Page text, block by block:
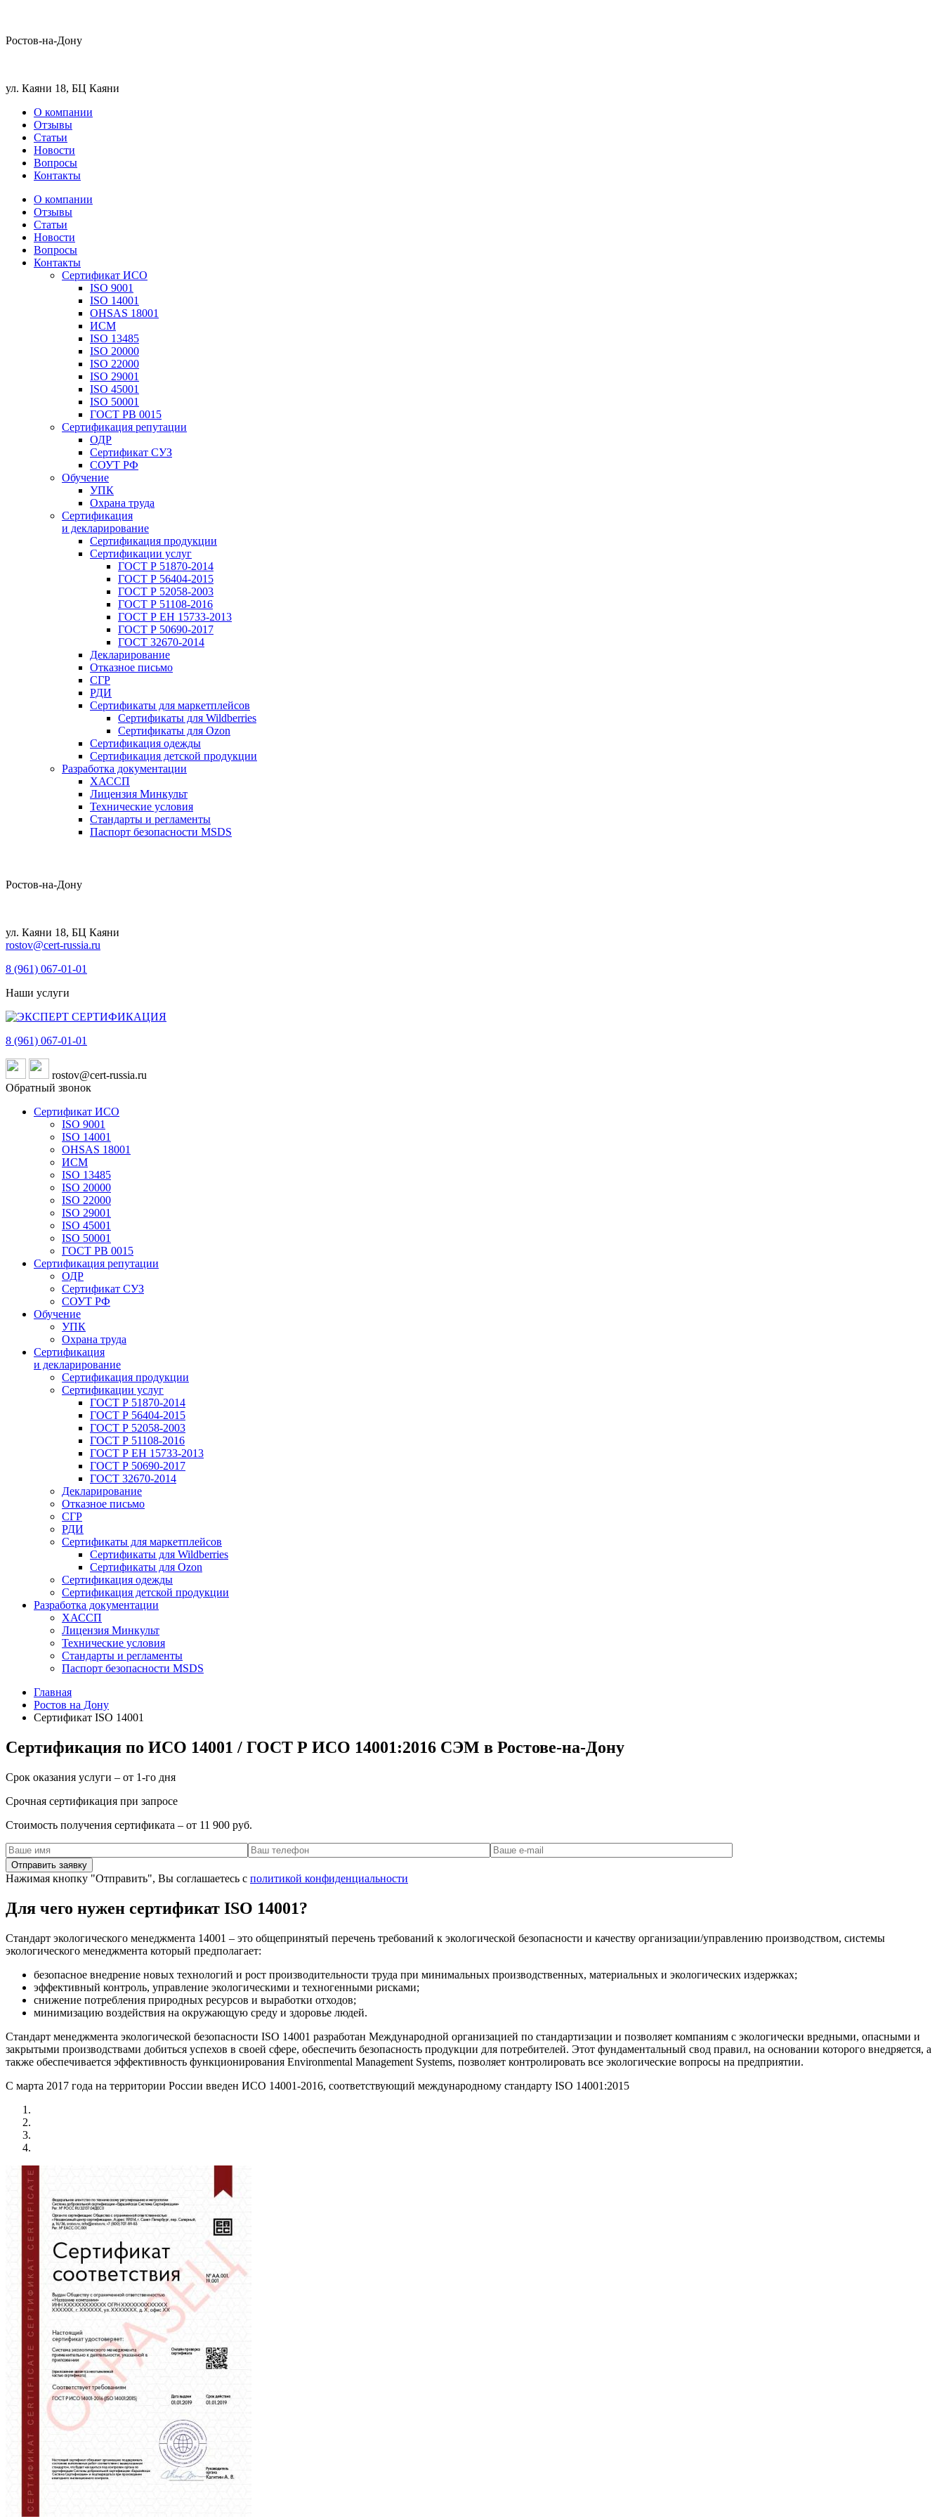
Ростов-на-Дону
ул. Каяни 18, БЦ Каяни
О компании
Отзывы
Статьи
Новости
Вопросы
Контакты
О компании
Отзывы
Статьи
Новости
Вопросы
Контакты
Сертификат ИСО
ISO 9001
ISO 14001
OHSAS 18001
ИСМ
ISO 13485
ISO 20000
ISO 22000
ISO 29001
ISO 45001
ISO 50001
ГОСТ РВ 0015
Сертификация репутации
ОДР
Сертификат СУЗ
СОУТ РФ
Обучение
УПК
Охрана труда
Сертификация
и декларирование
Сертификация продукции
Сертификации услуг
ГОСТ Р 51870-2014
ГОСТ Р 56404-2015
ГОСТ Р 52058-2003
ГОСТ Р 51108-2016
ГОСТ Р ЕН 15733-2013
ГОСТ Р 50690-2017
ГОСТ 32670-2014
Декларирование
Отказное письмо
СГР
РДИ
Сертификаты для маркетплейсов
Сертификаты для Wildberries
Сертификаты для Ozon
Сертификация одежды
Сертификация детской продукции
Разработка документации
ХАССП
Лицензия Минкульт
Технические условия
Стандарты и регламенты
Паспорт безопасности MSDS
Ростов-на-Дону
ул. Каяни 18, БЦ Каяни
rostov@cert-russia.ru
8 (961) 067-01-01
Наши услуги
8 (961) 067-01-01
rostov@cert-russia.ru
Обратный звонок
Сертификат ИСО
ISO 9001
ISO 14001
OHSAS 18001
ИСМ
ISO 13485
ISO 20000
ISO 22000
ISO 29001
ISO 45001
ISO 50001
ГОСТ РВ 0015
Сертификация репутации
ОДР
Сертификат СУЗ
СОУТ РФ
Обучение
УПК
Охрана труда
Сертификация
и декларирование
Сертификация продукции
Сертификации услуг
ГОСТ Р 51870-2014
ГОСТ Р 56404-2015
ГОСТ Р 52058-2003
ГОСТ Р 51108-2016
ГОСТ Р ЕН 15733-2013
ГОСТ Р 50690-2017
ГОСТ 32670-2014
Декларирование
Отказное письмо
СГР
РДИ
Сертификаты для маркетплейсов
Сертификаты для Wildberries
Сертификаты для Ozon
Сертификация одежды
Сертификация детской продукции
Разработка документации
ХАССП
Лицензия Минкульт
Технические условия
Стандарты и регламенты
Паспорт безопасности MSDS
Главная
Ростов на Дону
Сертификат ISO 14001
Сертификация по ИСО 14001 / ГОСТ Р ИСО 14001:2016 СЭМ в Ростове-на-Дону
Срок оказания услуги – от 1-го дня
Срочная сертификация при запросе
Стоимость получения сертификата – от 11 900 руб.
Нажимая кнопку "Отправить", Вы соглашаетесь с политикой конфиденциальности
Для чего нужен сертификат ISO 14001?
Стандарт экологического менеджмента 14001 – это общепринятый перечень требований к экологической безопасности и качеству организации/управлению производством, системы
экологического менеджмента который предполагает:
безопасное внедрение новых технологий и рост производительности труда при минимальных производственных, материальных и экологических издержках;
эффективный контроль, управление экологическими и техногенными рисками;
снижение потребления природных ресурсов и выработки отходов;
минимизацию воздействия на окружающую среду и здоровье людей.
Стандарт менеджмента экологической безопасности ISO 14001 разработан Международной организацией по стандартизации и позволяет компаниям с экологически вредными, опасными и
закрытыми производствами добиться успехов в своей сфере, обеспечить безопасность продукции для потребителей. Этот фундаментальный свод правил, на основании которого внедряется, а
также обеспечивается эффективность функционирования Environmental Management Systems, позволяет контролировать все экологические вопросы на предприятии.
С марта 2017 года на территории России введен ИСО 14001-2016, соответствующий международному стандарту ISO 14001:2015